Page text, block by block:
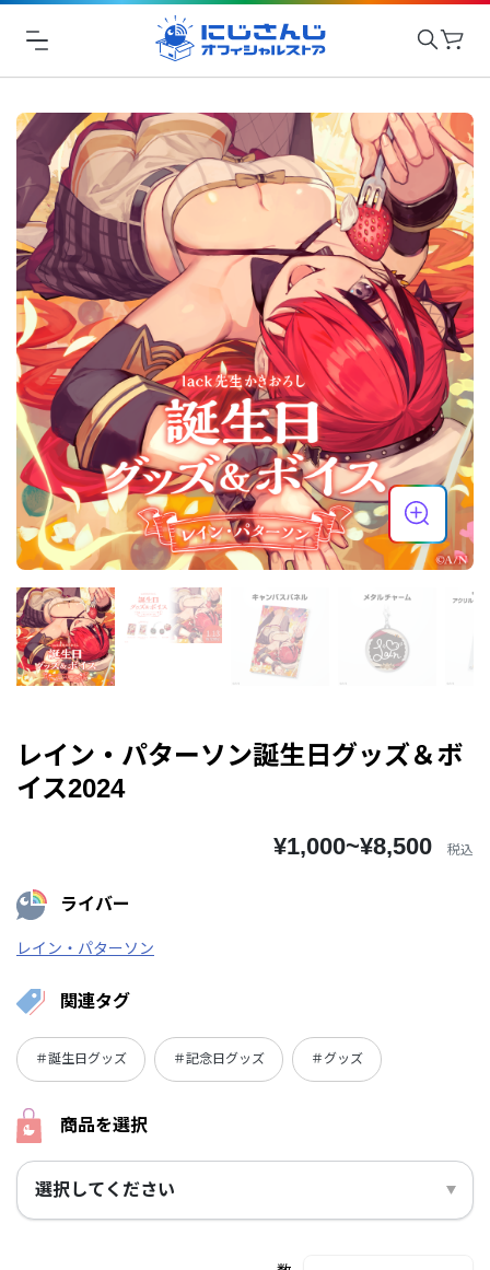
レイン・パターソン誕生日グッズ＆ボ
イス2024
¥1,000~¥8,500 税込
ライバー
レイン・パターソン
関連タグ
＃誕生日グッズ ＃記念日グッズ ＃グッズ
商品を選択
選択してください